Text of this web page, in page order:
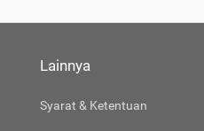
Lainnya
Syarat & Ketentuan